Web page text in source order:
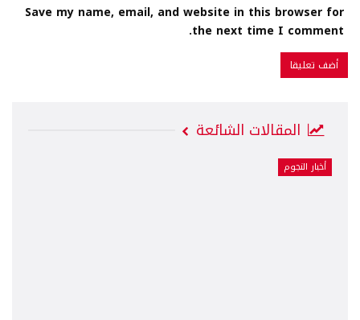
Save my name, email, and website in this browser for
the next time I comment.
المقالات الشائعة
أخبار النجوم